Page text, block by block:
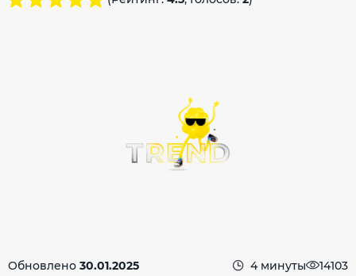
Обновлено 30.01.2025 4 минуты 14103